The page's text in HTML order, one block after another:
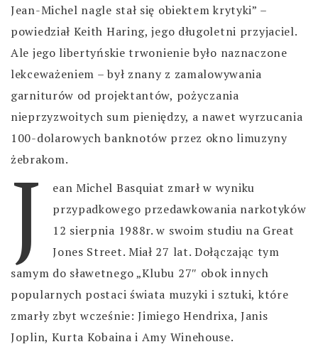
Jean-Michel nagle stał się obiektem krytyki” –
powiedział Keith Haring, jego długoletni przyjaciel.
Ale jego libertyńskie trwonienie było naznaczone
lekceważeniem – był znany z zamalowywania
garniturów od projektantów, pożyczania
nieprzyzwoitych sum pieniędzy, a nawet wyrzucania
100-dolarowych banknotów przez okno limuzyny
żebrakom.
J
ean Michel Basquiat zmarł w wyniku
przypadkowego przedawkowania narkotyków
12 sierpnia 1988r. w swoim studiu na Great
Jones Street. Miał 27 lat. Dołączając tym
samym do sławetnego „Klubu 27″ obok innych
popularnych postaci świata muzyki i sztuki, które
zmarły zbyt wcześnie: Jimiego Hendrixa, Janis
Joplin, Kurta Kobaina i Amy Winehouse.